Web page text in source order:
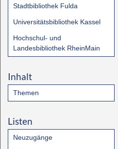
Stadtbibliothek Fulda
Universitätsbibliothek Kassel
Hochschul- und
Landesbibliothek RheinMain
Inhalt
Themen
Listen
Neuzugänge